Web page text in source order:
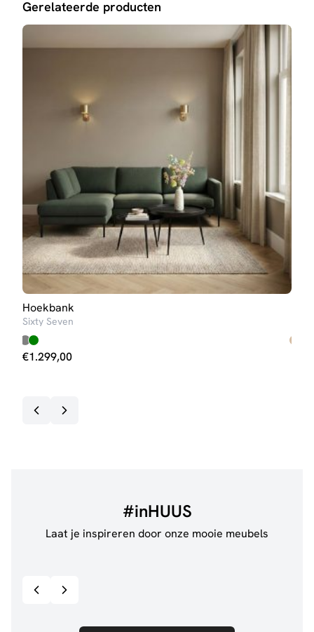
Gerelateerde producten
Hoekbank
Sixty Seven
€1.299,00
#inHUUS
Laat je inspireren door onze mooie meubels